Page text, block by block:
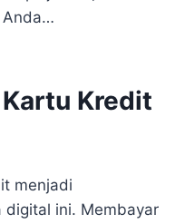
Anda…
Kredit
menjadi
digital ini. Membayar